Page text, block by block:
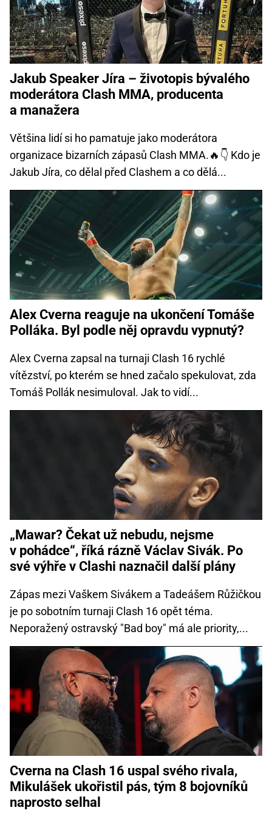
Jakub Speaker Jíra – životopis bývalého
moderátora Clash MMA, producenta
a manažera
Většina lidí si ho pamatuje jako moderátora
organizace bizarních zápasů Clash MMA.🔥👇 Kdo je
Jakub Jíra, co dělal před Clashem a co dělá...
Alex Cverna reaguje na ukončení Tomáše
Polláka. Byl podle něj opravdu vypnutý?
Alex Cverna zapsal na turnaji Clash 16 rychlé
vítězství, po kterém se hned začalo spekulovat, zda
Tomáš Pollák nesimuloval. Jak to vidí...
„Mawar? Čekat už nebudu, nejsme
v pohádce“, říká rázně Václav Sivák. Po
své výhře v Clashi naznačil další plány
Zápas mezi Vaškem Sivákem a Tadeášem Růžičkou
je po sobotním turnaji Clash 16 opět téma.
Neporažený ostravský "Bad boy" má ale priority,...
Cverna na Clash 16 uspal svého rivala,
Mikulášek ukořistil pás, tým 8 bojovníků
naprosto selhal